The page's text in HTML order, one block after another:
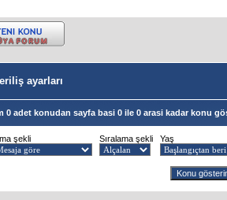
ayarları
0 adet konudan sayfa basi 0 ile 0 arasi kadar konu
şekli Sıralama şekli Yaş